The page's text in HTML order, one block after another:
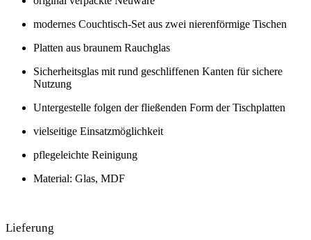
modernes Couchtisch-Set aus zwei nierenförmige Tischen
Platten aus braunem Rauchglas
Sicherheitsglas mit rund geschliffenen Kanten für sichere
Nutzung
Untergestelle folgen der fließenden Form der Tischplatten
vielseitige Einsatzmöglichkeit
pflegeleichte Reinigung
Material: Glas, MDF
Lieferung